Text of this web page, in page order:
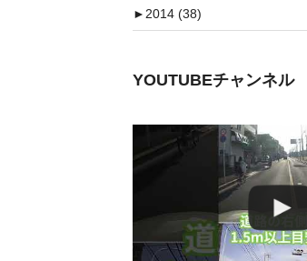
►2014 (38)
YOUTUBEチャンネル